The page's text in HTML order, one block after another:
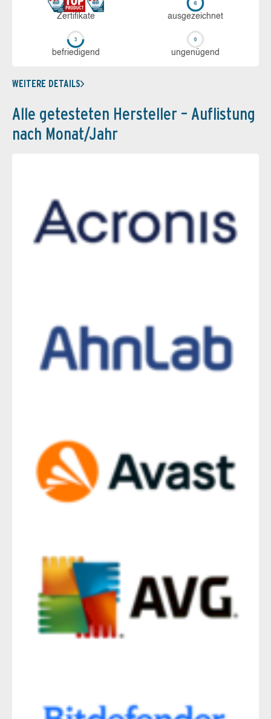
Zerti­fikate aus­ge­zeich­net
be­frie­di­gend un­ge­nü­gend
WEITERE DETAILS
Alle getesteten Hersteller – Auflistung
nach Monat/Jahr